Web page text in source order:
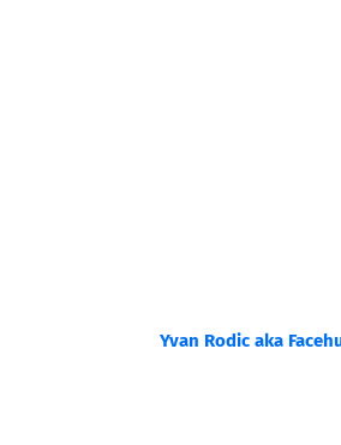
Yvan Rodic aka